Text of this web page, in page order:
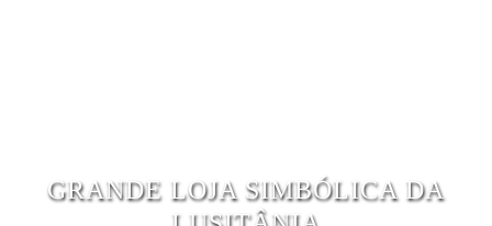
GRANDE LOJA SIMBÓLICA DA